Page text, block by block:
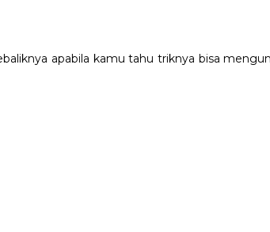
apabila kamu tahu triknya bisa